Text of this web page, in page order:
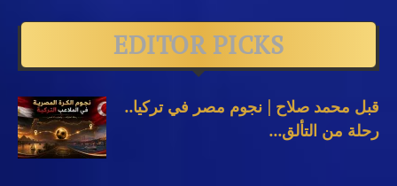
EDITOR PICKS
قبل محمد صلاح | نجوم مصر في تركيا..
رحلة من التألق...